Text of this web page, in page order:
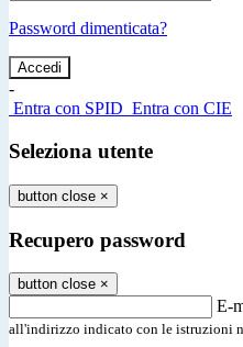
Password dimenticata?
-
Entra con SPID Entra con CIE
Seleziona utente
button close ×
Recupero password
button close ×
E-
all'indirizzo indicato con le istruzioni